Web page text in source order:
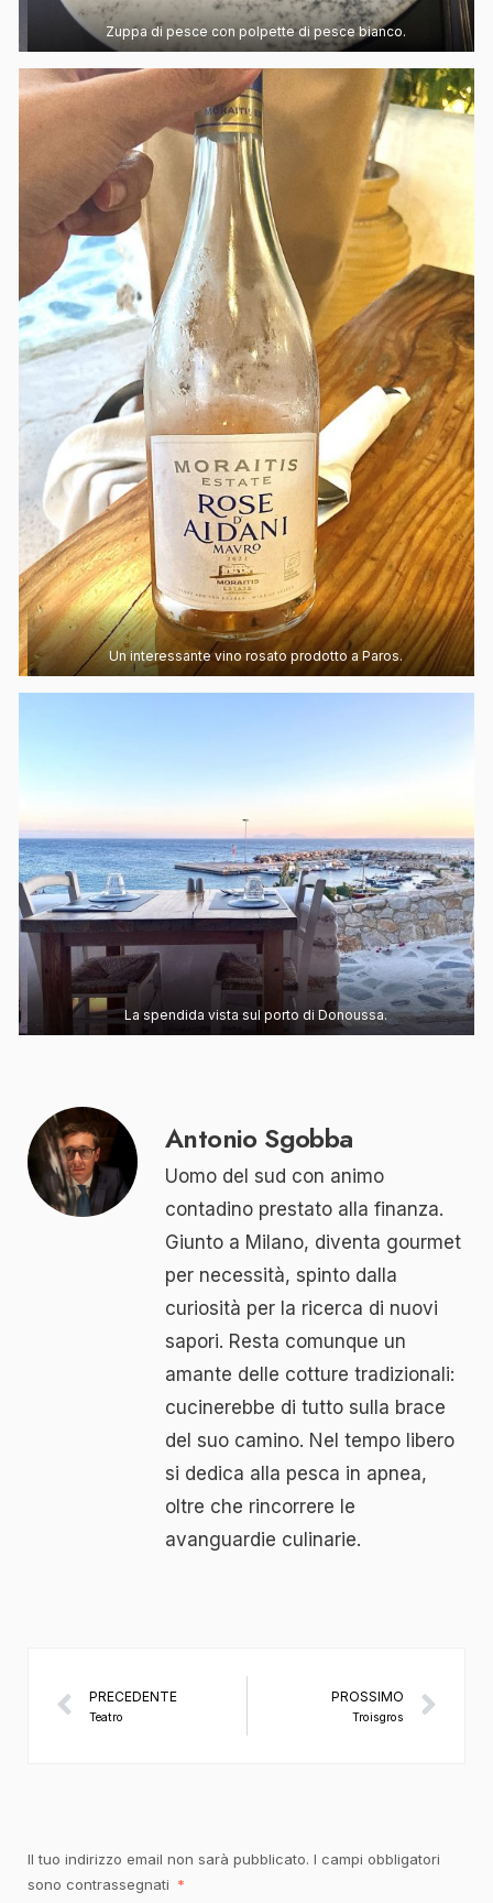
Zuppa di pesce con polpette di pesce bianco.
Un interessante vino rosato prodotto a Paros.
La spendida vista sul porto di Donoussa.
Antonio Sgobba
Uomo del sud con animo
contadino prestato alla finanza.
Giunto a Milano, diventa gourmet
per necessità, spinto dalla
curiosità per la ricerca di nuovi
sapori. Resta comunque un
amante delle cotture tradizionali:
cucinerebbe di tutto sulla brace
del suo camino. Nel tempo libero
si dedica alla pesca in apnea,
oltre che rincorrere le
avanguardie culinarie.
PRECEDENTE
Teatro
PROSSIMO
Troisgros
Il tuo indirizzo email non sarà pubblicato. I campi obbligatori
sono contrassegnati *